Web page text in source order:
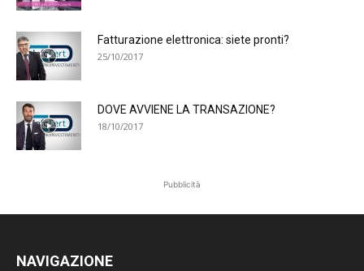
Fatturazione elettronica: siete pronti?
25/10/2017
DOVE AVVIENE LA TRANSAZIONE?
18/10/2017
Pubblicità
NAVIGAZIONE